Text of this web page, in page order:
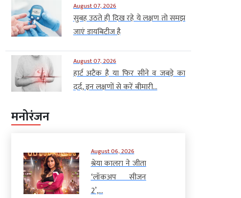
August 07, 2026
सुबह उठते ही दिख रहे ये लक्षण तो समझ
जाएं डायबिटीज है
August 07, 2026
हार्ट अटैक है या फिर सीने व जबड़े का
दर्द, इन लक्षणों से करें बीमारी...
मनोरंजन
August 06, 2026
श्रेया कालरा ने जीता
‘लॉकअप सीजन
2’,...